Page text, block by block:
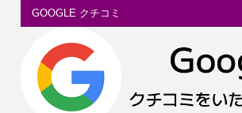
GOOGLE クチコミ